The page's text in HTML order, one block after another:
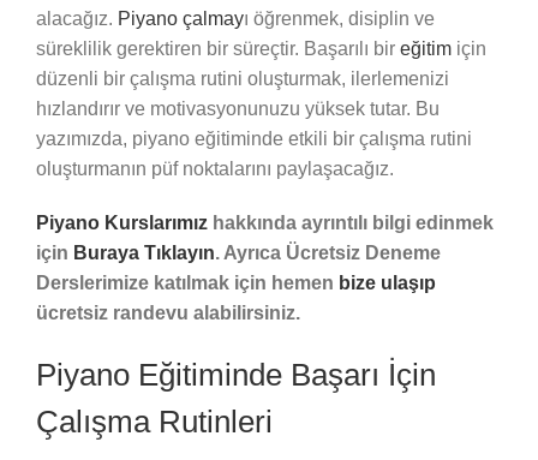
alacağız. Piyano çalmayı öğrenmek, disiplin ve
süreklilik gerektiren bir süreçtir. Başarılı bir eğitimiçin
düzenli bir çalışma rutini oluşturmak, ilerlemenizi
hızlandırır ve motivasyonunuzu yüksek tutar. Bu
yazımızda, piyano eğitiminde etkili bir çalışma rutini
oluşturmanın püf noktalarını paylaşacağız.
Piyano Kurslarımızhakkında ayrıntılı bilgi edinmek
için Buraya Tıklayın. Ayrıca Ücretsiz Deneme
Derslerimize katılmak için hemen bize ulaşıp
ücretsiz randevu alabilirsiniz.
Piyano Eğitiminde Başarı İçin
Çalışma Rutinleri